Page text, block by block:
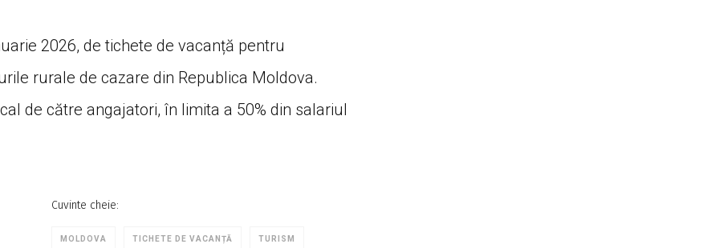
2026, de tichete de vacanță pentru
rurale de cazare din Republica Moldova.
de către angajatori, în limita a 50% din salariul
Cuvinte cheie:
MOLDOVA TICHETE DE VACANȚĂ TURISM